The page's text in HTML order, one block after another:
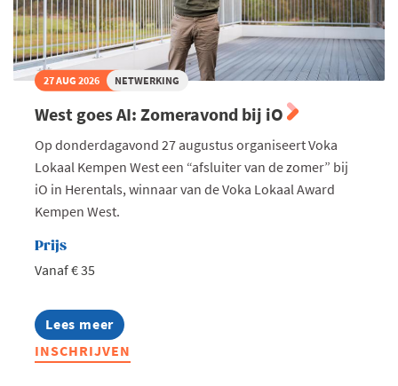
27 AUG 2026 NETWERKING
West goes AI: Zomeravond bij iO
Op donderdagavond 27 augustus organiseert Voka
Lokaal Kempen West een “afsluiter van de zomer” bij
iO in Herentals, winnaar van de Voka Lokaal Award
Kempen West.
Prijs
Vanaf € 35
Lees meer
about
West
goes
INSCHRIJVEN